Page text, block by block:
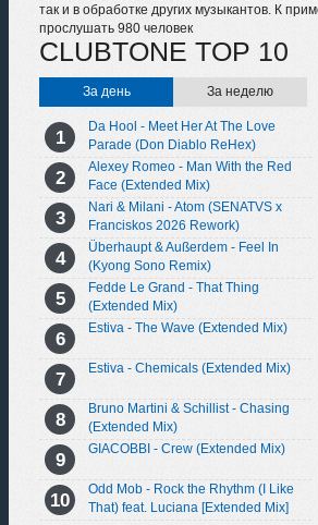
так и в обработке других музыкантов. К
прослушать 980 человек
CLUBTONE TOP 10
За день За неделю
Da Hool - Meet Her At The Love
Parade (Don Diablo ReHex)
Alexey Romeo - Man With the Red
Face (Extended Mix)
Nari & Milani - Atom (SENATVS x
Franciskos 2026 Rework)
Überhaupt & Außerdem - Feel In
(Kyong Sono Remix)
Fedde Le Grand - That Thing
(Extended Mix)
Estiva - The Wave (Extended Mix)
Estiva - Chemicals (Extended Mix)
Bruno Martini & Schillist - Chasing
(Extended Mix)
GIACOBBI - Crew (Extended Mix)
Odd Mob - Rock the Rhythm (I Like
That) feat. Luciana [Extended Mix]